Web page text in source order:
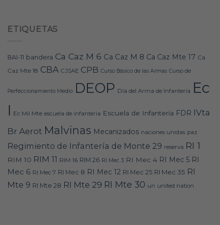
ETIQUETAS
BAI-11 bandera Ca Caz M 6 Ca Caz M 8 Ca Caz Mte 17 Ca
Caz Mte 18 CBA CJSAE CPB Curso Básico de las Armas Curso de
Perfeccionamiento Medio DEOP Día del Arma de Infantería Ec
I Ec Mil Mte escuela de infanteria Escuela de Infantería FDR IVta
Br Aerot Malvinas Mecanizados naciones unidas paz
Regimiento de Infantería de Monte 29 reserva RI 1
RIM 10 RIM 11 RIM 16 RIM 26 RI Mec 3 RI Mec 4 RI Mec 5 RI
Mec 6 RI Mec 7 RI Mec 8 RI Mec 12 RI Mec 25 RI Mec 35 RI
Mte 9 RI Mte 28 RI Mte 29 RI Mte 30 un united nation